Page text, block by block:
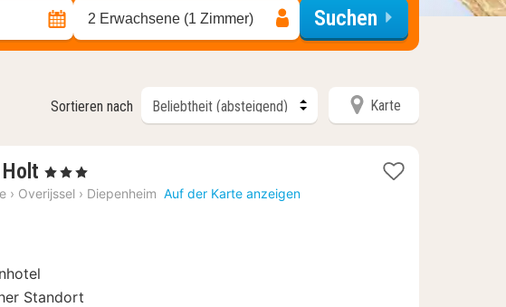
2 Erwachsene (1 Zimmer) Suchen
Sortieren nach Karte
1
Nacht
, 3 Sterne
› Overijssel › Diepenheim Auf der Karte anzeigen
Standort